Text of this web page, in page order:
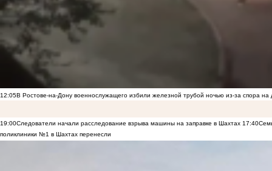
12:05В Ростове-на-Дону военнослужащего избили железной трубой ночью из-за спора на
19:00Следователи начали расследование взрыва машины на заправке в Шахтах 17:40
поликлиники №1 в Шахтах перенесли